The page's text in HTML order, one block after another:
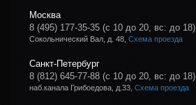
Москва
8 (495) 177-35-35 (с 10 до 20, вс: до 18)
Сокольнический Вал, д. 48, Схема проезда
Санкт-Петербург
8 (812) 645-77-88 (с 10 до 20, вс: до 18)
наб.канала Грибоедова, д.33, Схема проезда